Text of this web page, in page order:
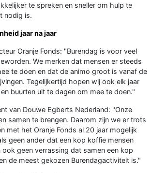
te spreken en sneller om hulp te
nodig is.
jaar na jaar
Oranje Fonds: "Burendag is voor veel
We merken dat mensen er steeds
te doen en dat de animo groot is vanaf de
Tegelijkertijd hopen wij ook elk jaar
buurten uit te dagen om mee te doen."
van Douwe Egberts Nederland: "Onze
samen te brengen. Daarom zijn we er trots
met het Oranje Fonds al 20 jaar mogelijk
geen ander dat een kop koffie mensen
geen verrassing dat samen een kop
de meest gekozen Burendagactiviteit is."